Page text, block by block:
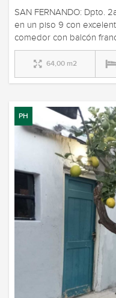
SAN FERNANDO: Dpto.
en un piso 9 con
comedor con balcón
64,00 m2
PH